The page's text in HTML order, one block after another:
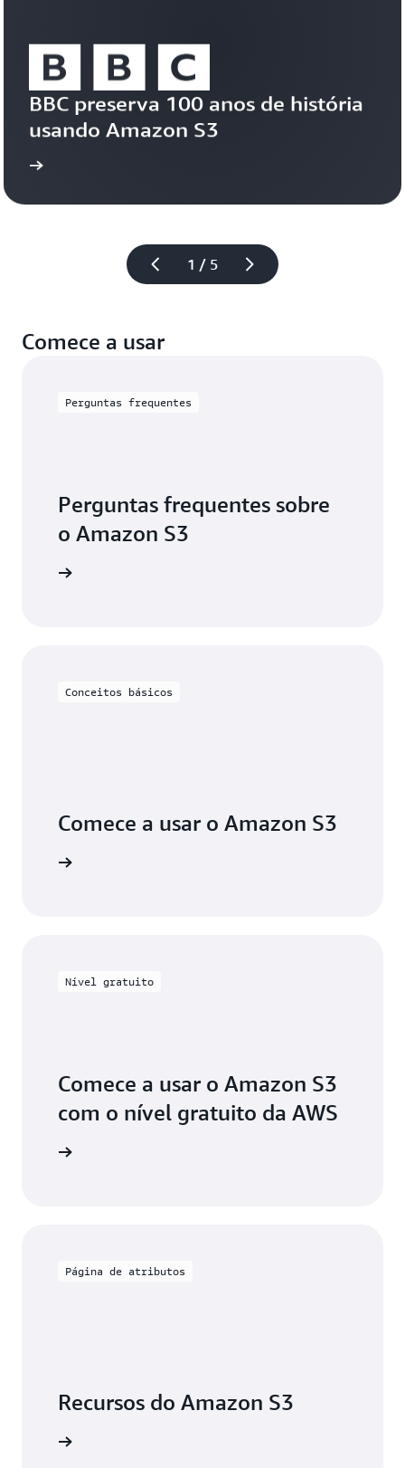
1 / 5
BBC preserva 100 anos de história
usando Amazon S3
Leia o estudo de
Comece a usar
Perguntas frequentes
Perguntas frequentes sobre
o Amazon S3
Conceitos básicos
Comece a usar o Amazon S3
Nível gratuito
Comece a usar o Amazon S3
com o nível gratuito da AWS
Página de atributos
Recursos do Amazon S3